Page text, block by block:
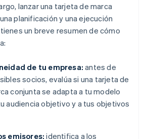
lanzar una tarjeta de marca
planificación y una ejecución
un breve resumen de cómo
de tu empresa: antes de
socios, evalúa si una tarjeta de
conjunta se adapta a tu modelo
audiencia objetivo y a tus objetivos
emisores: identifica a los